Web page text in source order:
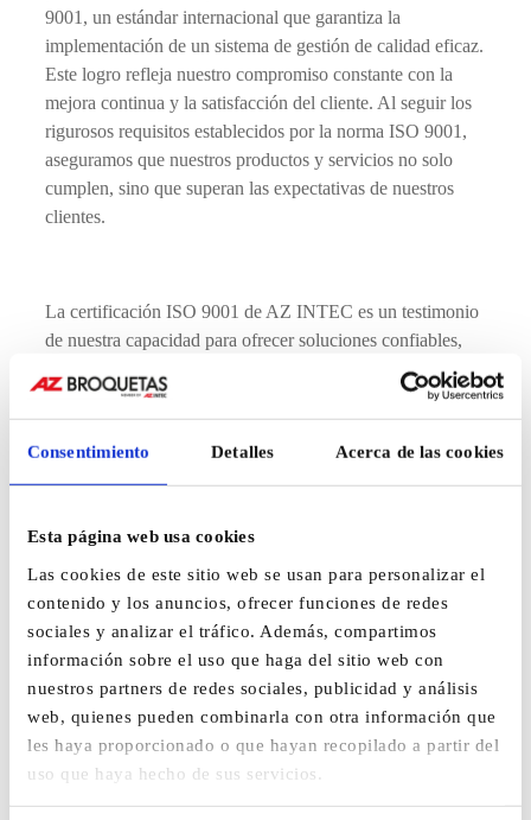
Consentimiento Detalles Acerca de las cookies
Esta página web usa cookies
Las cookies de este sitio web se usan para personalizar el
contenido y los anuncios, ofrecer funciones de redes
sociales y analizar el tráfico. Además, compartimos
información sobre el uso que haga del sitio web con
nuestros partners de redes sociales, publicidad y análisis
web, quienes pueden combinarla con otra información que
les haya proporcionado o que hayan recopilado a partir del
uso que haya hecho de sus servicios.
9001, un estándar internacional que garantiza la
implementación de un sistema de gestión de calidad eficaz.
Este logro refleja nuestro compromiso constante con la
mejora continua y la satisfacción del cliente. Al seguir los
rigurosos requisitos establecidos por la norma ISO 9001,
aseguramos que nuestros productos y servicios no solo
cumplen, sino que superan las expectativas de nuestros
clientes.
La certificación ISO 9001 de AZ INTEC es un testimonio
de nuestra capacidad para ofrecer soluciones confiables,
eficientes y de alta calidad, destacándonos como líderes en
nuestra industria.
del medio ambiente y la sostenibilidad en todas nuestras
operaciones. Nos enorgullece anunciar que hemos
obtenido la certificación ISO 14001, un estándar
internacional que reconoce la implementación de un
sistema de gestión ambiental eficaz. Este logro demuestra
nuestro compromiso con la reducción de impactos
ambientales, el cumplimiento de la legislación vigente y la
mejora continua en nuestras prácticas medioambientales.
Al adherirnos a los exigentes requisitos de la norma ISO